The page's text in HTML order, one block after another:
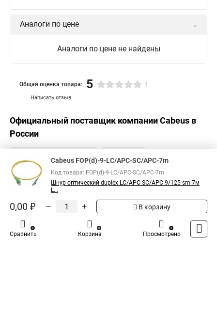
Аналоги по цене
Аналоги по цене не найдены
Написать отзыв
Общая оценка товара: 5 1
Официальный поставщик компанииCabeus в
России
Cabeus FOP(d)-9-LC/APC-SC/APC-7m
Код товара: FOP(d)-9-LC/APC-SC/APC-7m
Шнур оптический duplex LC/APC-SC/APC 9/125 sm 7м
L...
0,00 ₽ – + В корзину
Сравнить
0
Корзина
0
Просмотрено
1